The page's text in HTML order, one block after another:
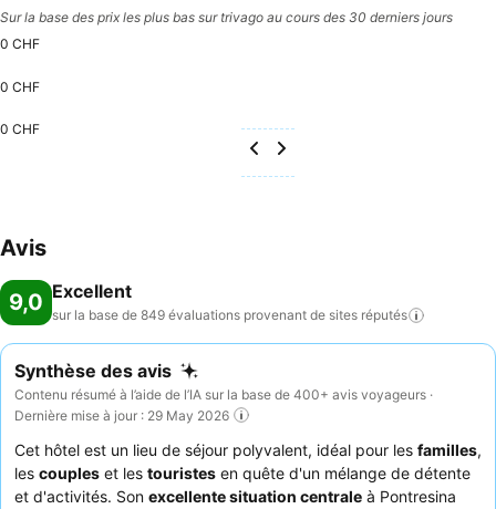
Sur la base des prix les plus bas sur trivago au cours des 30 derniers jours
0 CHF
0 CHF
0 CHF
Avis
9,0 Excellent
sur la base de 849 évaluations provenant de sites réputés
Synthèse des avis
Contenu résumé à l’aide de l’IA sur la base de 400+ avis voyageurs ·
Dernière mise à jour : 29 May 2026
Cet hôtel est un lieu de séjour polyvalent, idéal pour les familles,
les couples et les touristes en quête d'un mélange de détente
et d'activités. Son excellente situation centrale à Pontresina